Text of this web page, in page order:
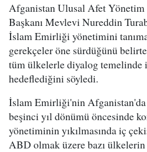
Afganistan Ulusal Afet
Başkanı Mevlevi Nureddin
İslam Emirliği yönetimini
gerekçeler öne sürdüğünü
tüm ülkelerle diyalog
hedeflediğini söyledi.
İslam Emirliği'nin
beşinci yıl dönümü öncesinde
yönetiminin yıkılmasında iç
ABD olmak üzere bazı